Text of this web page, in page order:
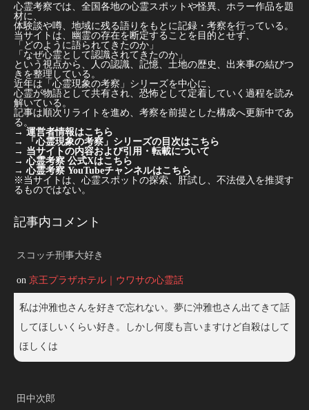
心霊考察では、全国各地の心霊スポットや怪異、ホラー作品を題
材に、
体験談や噂、地域に残る語りをもとに記録・考察を行っている。
当サイトは、幽霊の存在を断定することを目的とせず、
「どのように語られてきたのか」
「なぜ心霊として認識されてきたのか」
という視点から、人の認識、記憶、土地の歴史、出来事の結びつ
きを整理している。
近年は「心霊現象の考察」シリーズを中心に、
心霊が物語として共有され、恐怖として定着していく過程を読み
解いている。
記事は順次リライトを進め、考察を前提とした構成へ更新中であ
る。
→ 運営者情報はこちら
→
「心霊現象の考察」シリーズの目次はこちら
→ 当サイトの内容および引用・転載について
→ 心霊考察 公式Xはこちら
→ 心霊考察 YouTubeチャンネルはこちら
※当サイトは、心霊スポットの探索、肝試し、不法侵入を推奨す
るものではない。
記事内コメント
スコッチ刑事大好き
on 京王プラザホテル｜ウワサの心霊話
私は沖雅也さんを好きで忘れない。夢に沖雅也さん出てきて話
してほしいくらい好き。しかし何度も言いますけど自殺はして
ほしくは
田中次郎